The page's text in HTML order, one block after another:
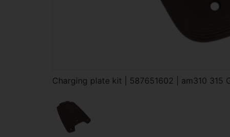
Charging plate kit | 587651602 | am310 315